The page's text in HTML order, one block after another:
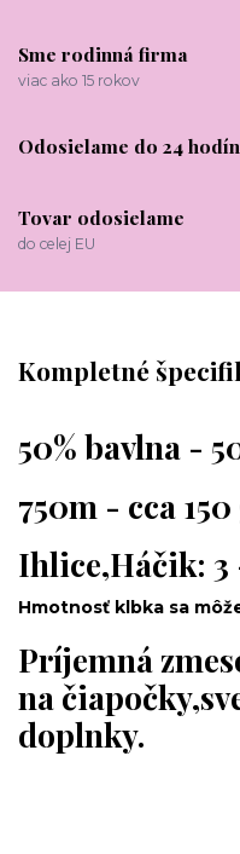
Sme rodinná firma
viac ako 15 rokov
Odosielame do 24 hodín
Tovar odosielame
do celej EU
Kompletné
50% bavlna -
750m - cca
Ihlice,Háčik: 3
Hmotnosť klbka sa
Príjemná
na
doplnky.